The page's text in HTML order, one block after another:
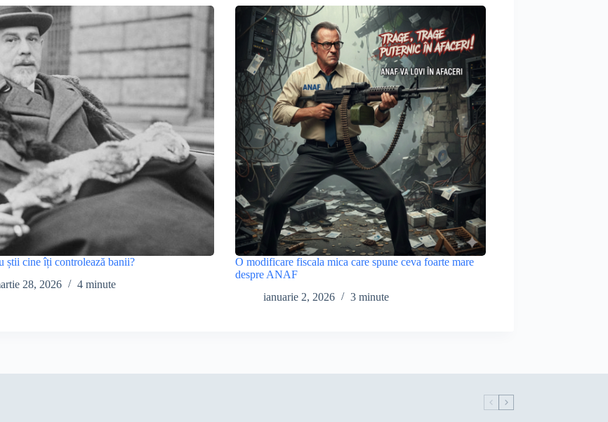
știi cine îți controlează banii?
28, 2026
4 minute
O modificare fiscala mica care spune ceva foarte mare
despre ANAF
ianuarie 2, 2026
3 minute